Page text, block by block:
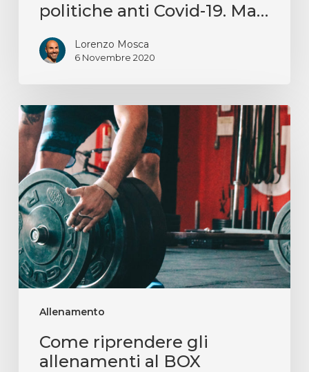
politiche anti Covid-19. Ma…
Lorenzo Mosca
6 Novembre 2020
Allenamento
Come riprendere gli
allenamenti al BOX